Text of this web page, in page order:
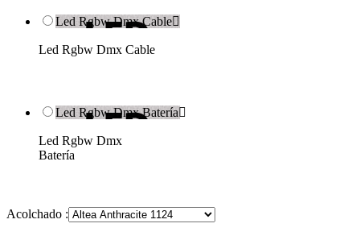
Led Rgbw Dmx Cable
Led Rgbw Dmx Cable
Led Rgbw Dmx Batería
Led Rgbw Dmx
Batería
Acolchado :